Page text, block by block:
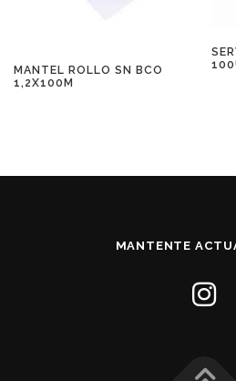
MANTEL ROLLO SN BCO
1,2X100M
MANTENTE